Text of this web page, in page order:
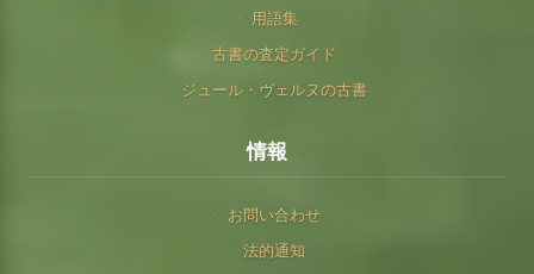
用語集
古書の査定ガイド
ジュール・ヴェルヌの古書
情報
お問い合わせ
法的通知